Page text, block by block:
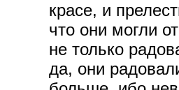
красе, и
что они могли
не только
да, они